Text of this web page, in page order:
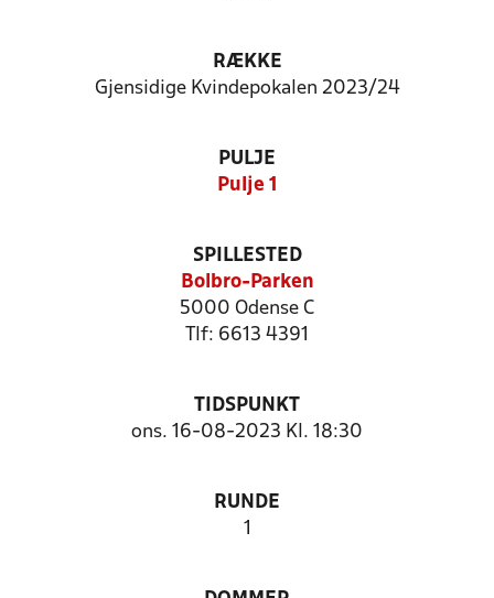
RÆKKE
Gjensidige Kvindepokalen 2023/24
PULJE
Pulje 1
SPILLESTED
Bolbro-Parken
5000 Odense C
Tlf: 6613 4391
TIDSPUNKT
ons. 16-08-2023 Kl. 18:30
RUNDE
1